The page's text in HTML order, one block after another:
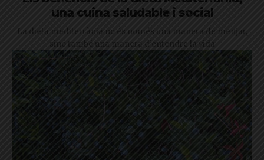
una cuina saludable i social
La dieta mediterrània no és només una manera de menjar,
sinó també una manera d’entendre la vida